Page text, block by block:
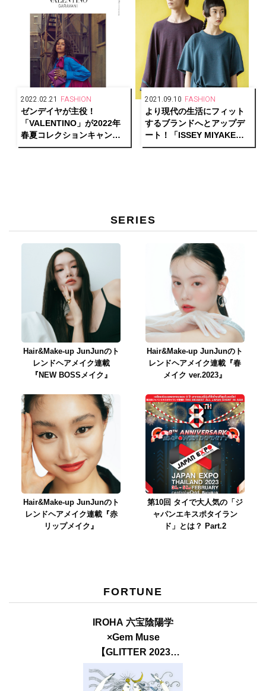
2022.02.21 FASHION
ゼンデイヤが主役！
「VALENTINO」が2022年
春夏コレクションキャンペ
ーンのショートムービーを
2021.09.10 FASHION
より現代の生活にフィット
するブランドへとアップデ
ート！「ISSEY MIYAKE」
の新生「HaaT」が特別展示
SERIES
Hair&Make-up JunJunのト
レンドヘアメイク連載
『NEW BOSSメイク』
Hair&Make-up JunJunのト
レンドヘアメイク連載『春
メイク ver.2023』
Hair&Make-up JunJunのト
レンドヘアメイク連載『赤
リップメイク』
第10回 タイで大人気の「ジ
ャパンエキスポタイラン
ド」とは？ Part.2
FORTUNE
IROHA 六宝陰陽学
×Gem Muse
【GLITTER 2023
SUMMER issue】